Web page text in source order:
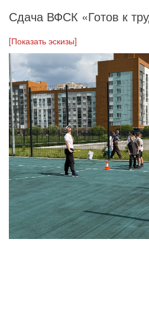
Сдача ВФСК «Готов к
[Показать эскизы]